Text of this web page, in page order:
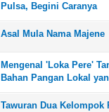
Pulsa, Begini Caranya
Asal Mula Nama Majene
Mengenal 'Loka Pere'
Bahan Pangan Lokal
Tawuran Dua Kelompok